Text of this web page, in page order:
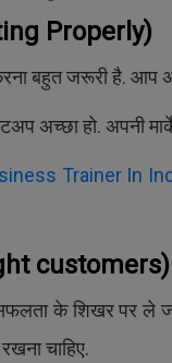
Properly)
बहुत जरूरी है. आप
अच्छा हो. अपनी
Trainer In
customers)
के शिखर पर ले
चाहिए.